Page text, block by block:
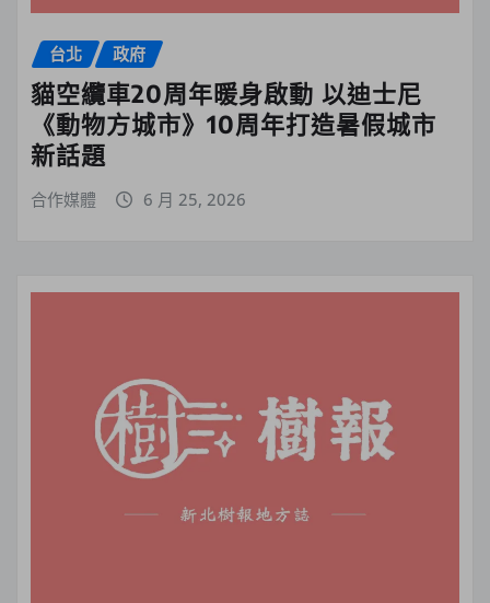
台北 政府
貓空纜車20周年暖身啟動 以迪士尼
《動物方城市》10周年打造暑假城市
新話題
合作媒體 6 月 25, 2026